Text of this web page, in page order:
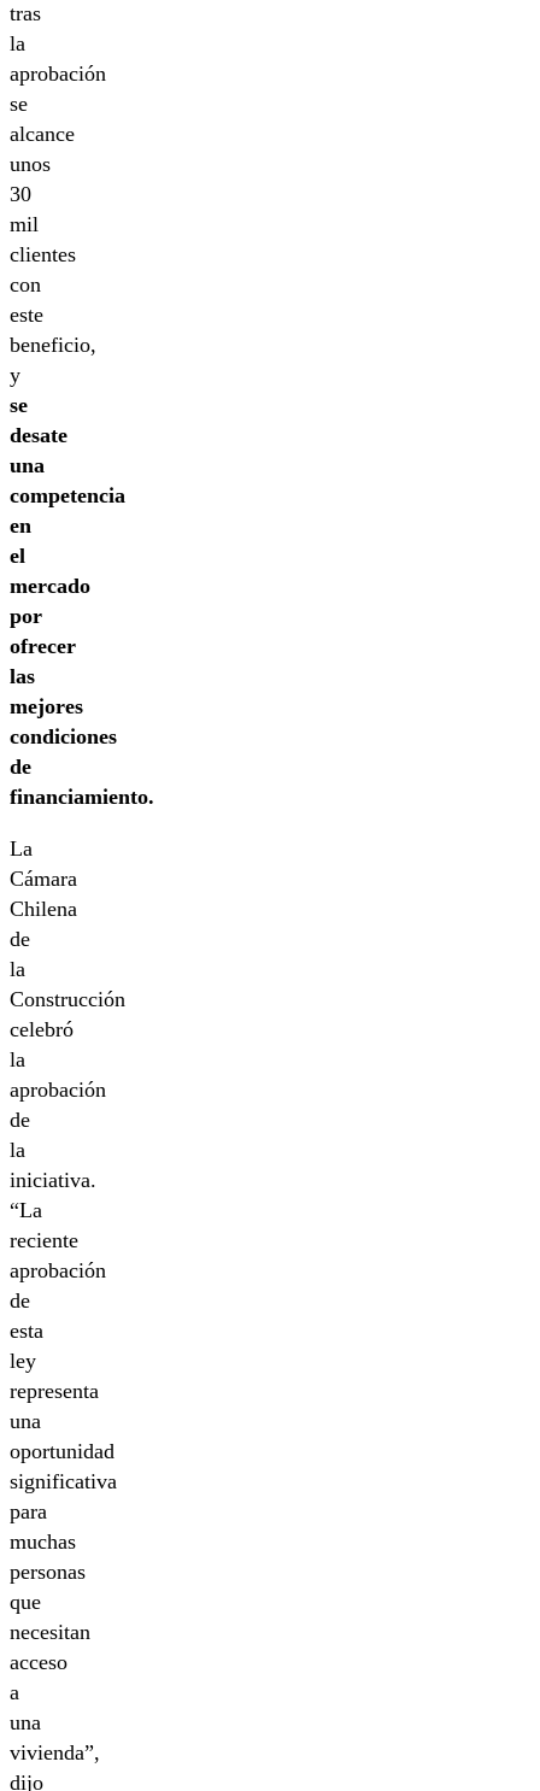
tras
la
aprobación
se
alcance
unos
30
mil
clientes
con
este
beneficio,
y
se
desate
una
competencia
en
el
mercado
por
ofrecer
las
mejores
condiciones
de
financiamiento.
La
Cámara
Chilena
de
la
Construcción
celebró
la
aprobación
de
la
iniciativa.
“La
reciente
aprobación
de
esta
ley
representa
una
oportunidad
significativa
para
muchas
personas
que
necesitan
acceso
a
una
vivienda”,
dijo